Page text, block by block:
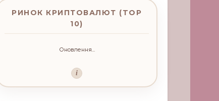
РИНОК КРИПТОВАЛЮТ (TOP
10)
Оновлення...
i